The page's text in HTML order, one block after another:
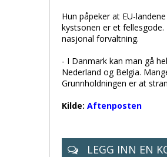
Hun påpeker at EU-
kystsonen er et
nasjonal forvaltning.
- I Danmark kan man gå
Nederland og Belgia.
Grunnholdningen er at
Kilde: Aftenposten
LEGG INN EN